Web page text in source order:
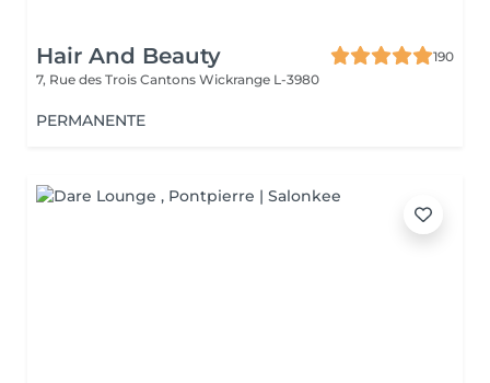
Hair And Beauty
190
7, Rue des Trois Cantons Wickrange L-3980
PERMANENTE